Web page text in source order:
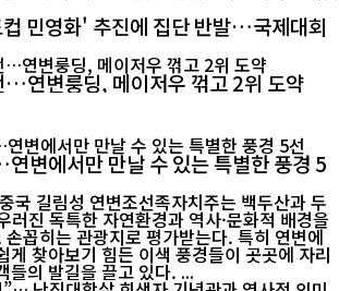
민영화' 추진에 집단 반발…국제대회
…연변룽딩, 메이저우 꺾고 2위 도약
변에서만 만날 수 있는 특별한 풍경 5
국 길림성 연변조선족자치주는 백두산과 두
러진 독특한 자연환경과 역사·문화적 배경을
꼽히는 관광지로 평가받는다. 특히 연변에
게 찾아보기 힘든 이색 풍경들이 곳곳에 자리
해 있어 국내외 관광객들의 발길을 끌고 있다. ...